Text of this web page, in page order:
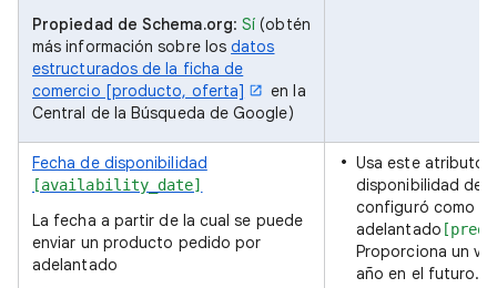
Propiedad de Schema.org:Sí (obtén
más información sobre losdatos
estructurados de la ficha de
comercio [producto, oferta]
en la
Central de la Búsqueda de Google)
Fecha de disponibilidad
[availability_date]
La fecha a partir de la cual se puede
enviar un producto pedido por
adelantado
Usa este atributo
disponibilidad de
configuró como
adelantado
Proporciona un
año en el futuro.